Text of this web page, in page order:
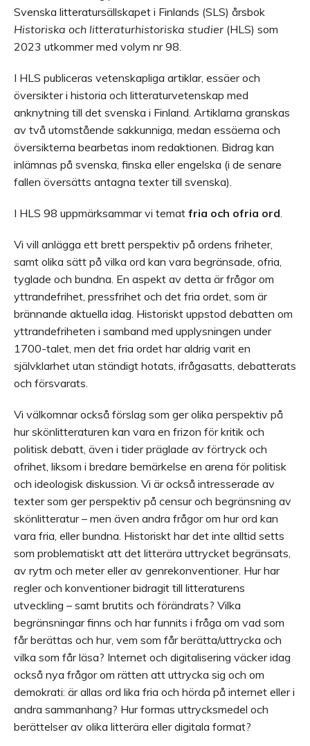
Svenska litteratursällskapet i Finlands (SLS) årsbok
Historiska och litteraturhistoriska studier (HLS) som
2023 utkommer med volym nr 98.
I HLS publiceras vetenskapliga artiklar, essäer och
översikter i historia och litteraturvetenskap med
anknytning till det svenska i Finland. Artiklarna granskas
av två utomstående sakkunniga, medan essäerna och
översikterna bearbetas inom redaktionen. Bidrag kan
inlämnas på svenska, finska eller engelska (i de senare
fallen översätts antagna texter till svenska).
I HLS 98 uppmärksammar vi temat fria och ofria ord.
Vi vill anlägga ett brett perspektiv på ordens friheter,
samt olika sätt på vilka ord kan vara begränsade, ofria,
tyglade och bundna. En aspekt av detta är frågor om
yttrandefrihet, pressfrihet och det fria ordet, som är
brännande aktuella idag. Historiskt uppstod debatten om
yttrandefriheten i samband med upplysningen under
1700-talet, men det fria ordet har aldrig varit en
självklarhet utan ständigt hotats, ifrågasatts, debatterats
och försvarats.
Vi välkomnar också förslag som ger olika perspektiv på
hur skönlitteraturen kan vara en frizon för kritik och
politisk debatt, även i tider präglade av förtryck och
ofrihet, liksom i bredare bemärkelse en arena för politisk
och ideologisk diskussion. Vi är också intresserade av
texter som ger perspektiv på censur och begränsning av
skönlitteratur – men även andra frågor om hur ord kan
vara fria, eller bundna. Historiskt har det inte alltid setts
som problematiskt att det litterära uttrycket begränsats,
av rytm och meter eller av genrekonventioner. Hur har
regler och konventioner bidragit till litteraturens
utveckling – samt brutits och förändrats? Vilka
begränsningar finns och har funnits i fråga om vad som
får berättas och hur, vem som får berätta/uttrycka och
vilka som får läsa? Internet och digitalisering väcker idag
också nya frågor om rätten att uttrycka sig och om
demokrati: är allas ord lika fria och hörda på internet eller i
andra sammanhang? Hur formas uttrycksmedel och
berättelser av olika litterära eller digitala format?